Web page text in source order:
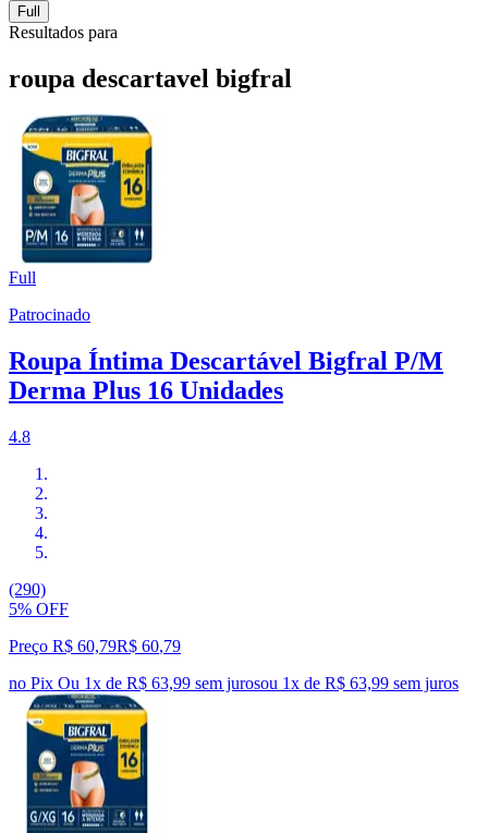
Full
Resultados para
roupa descartavel bigfral
Full
Patrocinado
Roupa Íntima Descartável Bigfral P/M
Derma Plus 16 Unidades
4.8
(290)
5% OFF
Preço R$ 60,79R$ 60,79
no Pix Ou 1x de R$ 63,99 sem jurosou 1x de R$ 63,99 sem juros